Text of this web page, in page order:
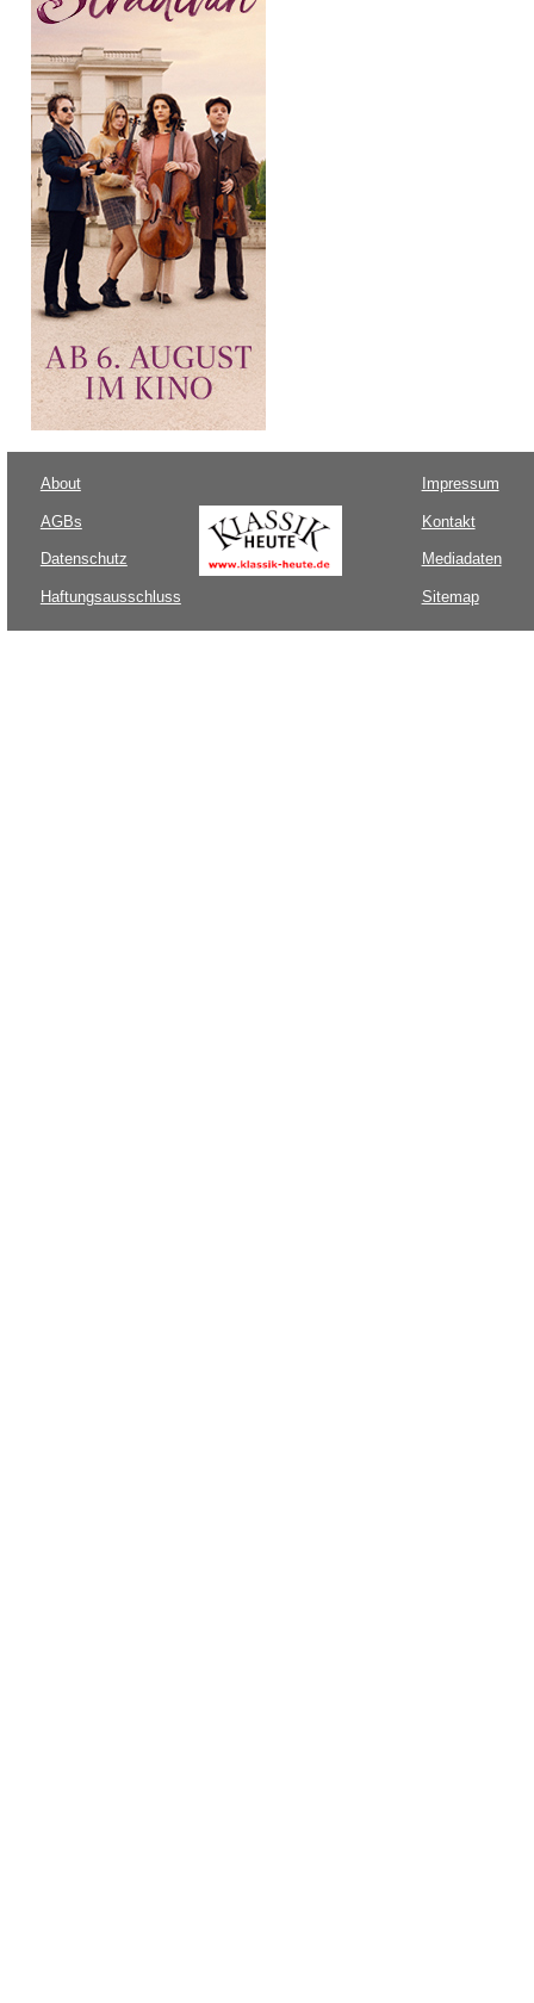
About
AGBs
Datenschutz
Haftungsausschluss
Impressum
Kontakt
Mediadaten
Sitemap